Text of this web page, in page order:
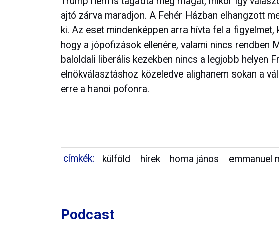
ajtó zárva maradjon. A Fehér Házban elhangzott
ki. Az eset mindenképpen arra hívta fel a
hogy a jópofizások ellenére, valami nincs rendben
baloldali liberális kezekben nincs a legjobb helyen
elnökválasztáshoz közeledve alighanem sokan a
erre a hanoi pofonra.
címkék: külföld hírek homa jános emmanuel
Podcast